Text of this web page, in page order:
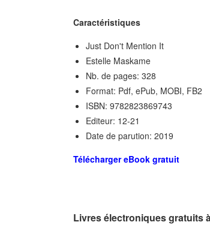
Caractéristiques
Just Don't Mention It
Estelle Maskame
Nb. de pages: 328
Format: Pdf, ePub, MOBI, FB2
ISBN: 9782823869743
Editeur: 12-21
Date de parution: 2019
Télécharger eBook gratuit
Livres électroniques gratuits